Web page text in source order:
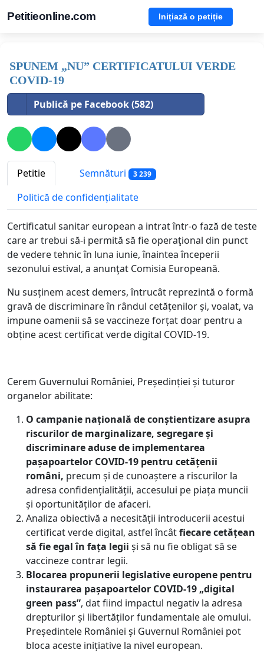
Petitieonline.com Inițiază o petiție
SPUNEM „NU” CERTIFICATULUI VERDE
COVID-19
Publică pe Facebook (582)
Petitie Semnături 3 239
Politică de confidențialitate
Certificatul sanitar european a intrat într-o fază de teste
care ar trebui să-i permită să fie operaţional din punct
de vedere tehnic în luna iunie, înaintea începerii
sezonului estival, a anunţat Comisia Europeană.
Nu susținem acest demers, întrucât reprezintă o formă
gravă de discriminare în rândul cetățenilor și, voalat, va
impune oamenii să se vaccineze forțat doar pentru a
obține acest certificat verde digital COVID-19.
Cerem Guvernului României, Președinției și tuturor
organelor abilitate:
O campanie națională de conștientizare asupra
riscurilor de marginalizare, segregare și
discriminare aduse de implementarea
pașapoartelor COVID-19 pentru cetățenii
români, precum și de cunoaștere a riscurilor la
adresa confidențialității, accesului pe piața muncii
și oportunităților de afaceri.
Analiza obiectivă a necesității introducerii acestui
certificat verde digital, astfel încâtfiecare cetățean
să fie egal în fața legii și să nu fie obligat să se
vaccineze contrar legii.
Blocarea propunerii legislative europene pentru
instaurarea pașapoartelor COVID-19 „digital
green pass”, dat fiind impactul negativ la adresa
drepturilor și libertăților fundamentale ale omului.
Președintele României și Guvernul României pot
bloca aceste inițiative la nivel european.